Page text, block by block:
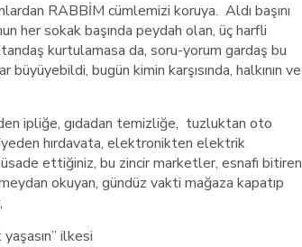
RABBİM cümlemizi koruya. Aldı başını
her sokak başında peydah olan, üç harfli
kurtulamasa da, soru-yorum gardaş bu
bugün kimin karşısında, halkının ve
ipliğe, gıdadan temizliğe, tuzluktan oto
hırdavata, elektronikten elektrik
ettiğiniz, bu zincir marketler, esnafı bitiren
okuyan, gündüz vakti mağaza kapatıp
ilkesi